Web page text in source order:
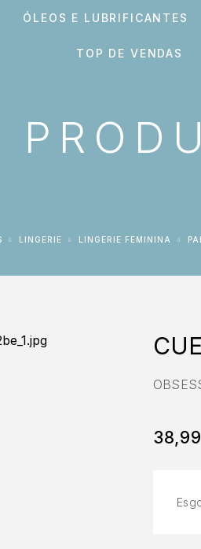
ÓLEOS E LUBRIFICANTES
TOP DE VENDAS
LINGERIE LINGERIE FEMININA
38,99